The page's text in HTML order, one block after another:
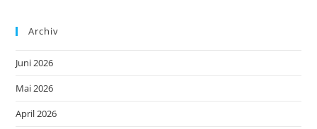
Archiv
Juni 2026
Mai 2026
April 2026